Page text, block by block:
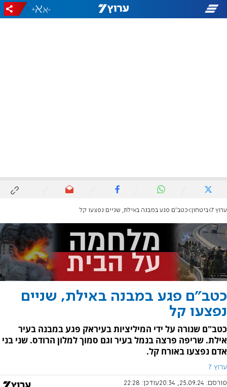
-
+
ערוץ 7 ביטחון כטב"ם פגע במבנה באילת, שניים נפצעו קל
כטב"ם פגע במבנה באילת, שניים
נפצעו קל
כטב"ם שנורה על ידי המיליציות בעיראק פגע במבנה בעיר
אילת. שריפה פרצה בנמל בעיר וגם סמוך למלון הרודס. שני בני
אדם נפצעו באורח קל.
ערוץ 7
פורסם: 25.09.24, 20:34 עודכן: 22:28